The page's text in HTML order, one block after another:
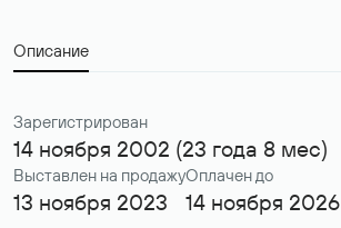
Описание
Зарегистрирован
14 ноября 2002 (23 года 8 мес)
Выставлен на продажу
13 ноября 2023
Оплачен до
14 ноября 2026